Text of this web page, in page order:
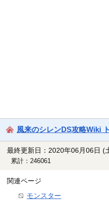
風来のシレンDS攻略Wiki
最終更新日：2020年06月06日 (
累計：246061
関連ページ
モンスター